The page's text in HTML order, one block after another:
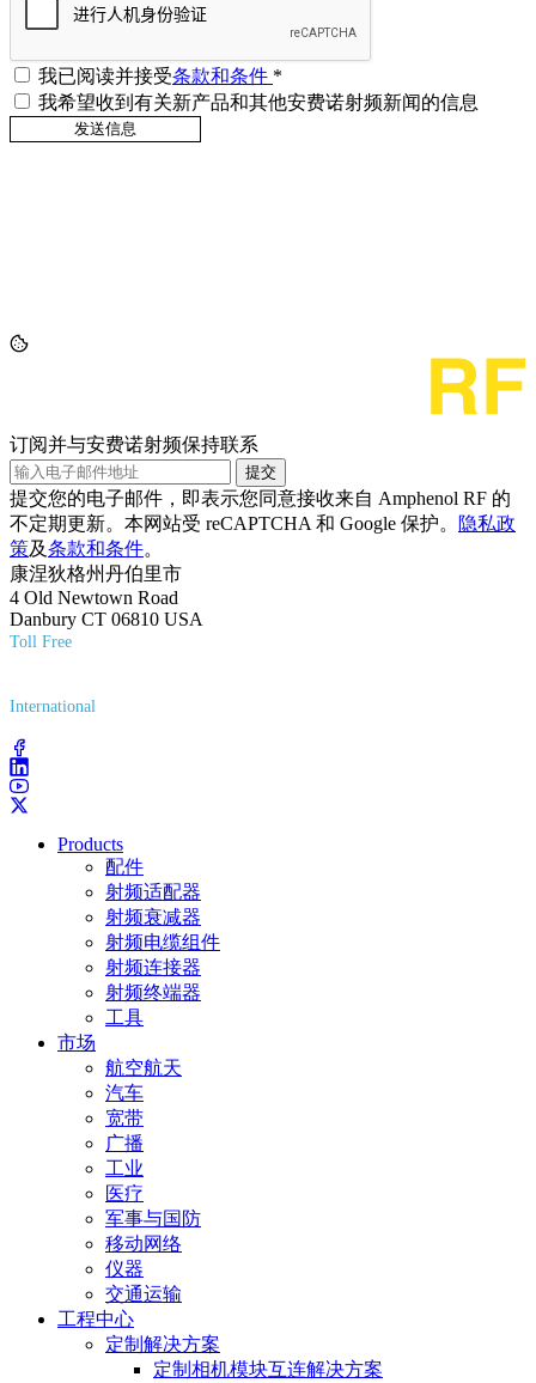
我已阅读并接受条款和条件 *
我希望收到有关新产品和其他安费诺射频新闻的信息
订阅并与安费诺射频保持联系
提交
提交您的电子邮件，即表示您同意接收来自 Amphenol RF 的
不定期更新。本网站受 reCAPTCHA 和 Google 保护。
隐私政
策及条款和条件。
康涅狄格州丹伯里市
4 Old Newtown Road
Danbury CT 06810 USA
Toll Free
International
Products
配件
射频适配器
射频衰减器
射频电缆组件
射频连接器
射频终端器
工具
市场
航空航天
汽车
宽带
广播
工业
医疗
军事与国防
移动网络
仪器
交通运输
工程中心
定制解决方案
定制相机模块互连解决方案